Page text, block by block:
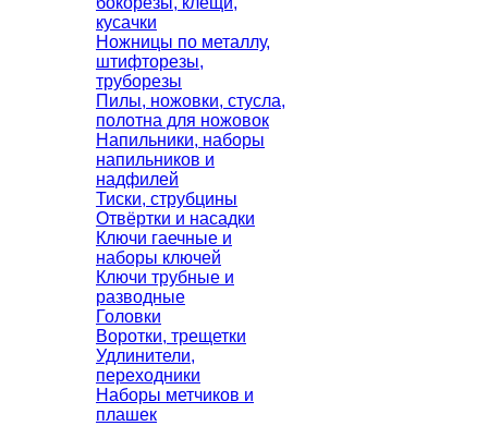
кусачки
Ножницы по металлу,
штифторезы,
труборезы
Пилы, ножовки, стусла,
полотна для ножовок
Напильники, наборы
напильников и
надфилей
Тиски, струбцины
Отвёртки и насадки
Ключи гаечные и
наборы ключей
Ключи трубные и
разводные
Головки
Воротки, трещетки
Удлинители,
переходники
Наборы метчиков и
плашек